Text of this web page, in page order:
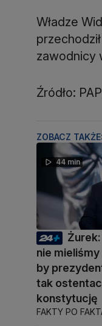
Władze
zawodnicy
Źródło:
ZOBACZ TAKŻE:
44 min
nie
by
tak
konstytucję
FAKTY PO